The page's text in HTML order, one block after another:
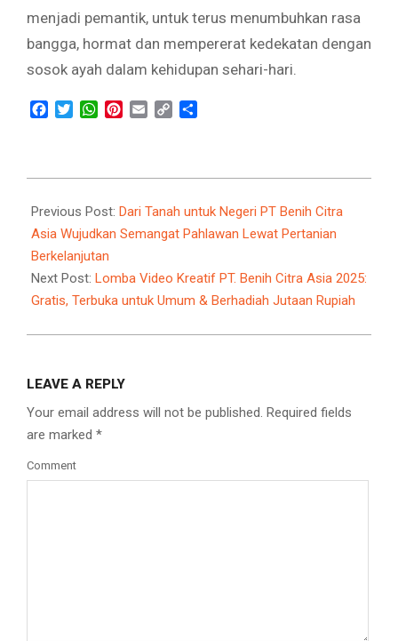
menjadi pemantik, untuk terus menumbuhkan rasa
bangga, hormat dan mempererat kedekatan dengan
sosok ayah dalam kehidupan sehari-hari.
Facebook
TwitterWhatsApp
Pinterest
Email Copy
11-
12
Previous Post: Dari Tanah untuk Negeri PT Benih Citra
Asia Wujudkan Semangat Pahlawan Lewat Pertanian
Berkelanjutan
Next Post: Lomba Video Kreatif PT. Benih Citra Asia 2025:
Gratis, Terbuka untuk Umum & Berhadiah Jutaan Rupiah
LEAVE A REPLY
Your email address will not be published. Required fields
are marked *
Comment